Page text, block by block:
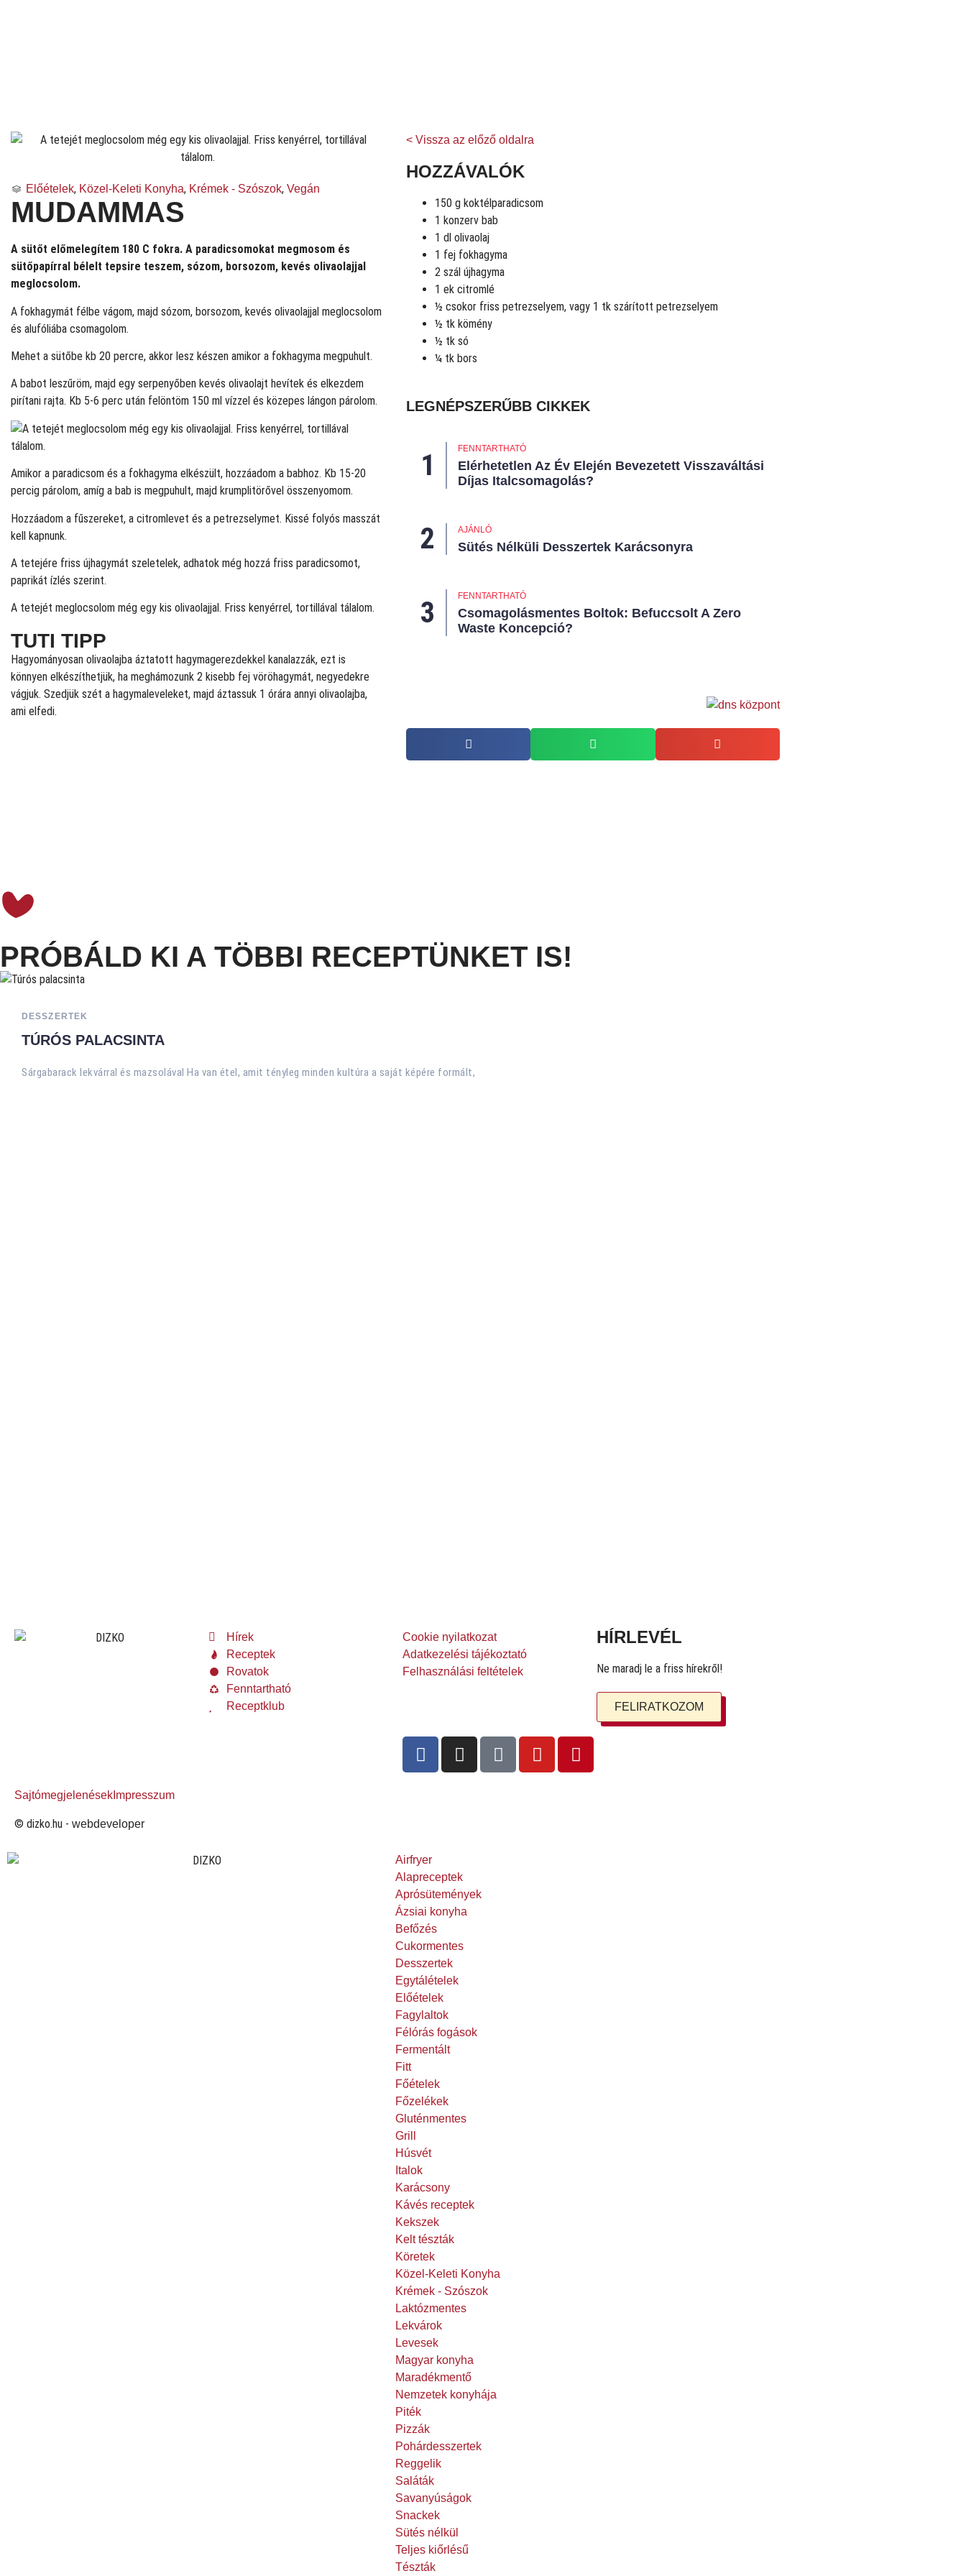
Előételek, Közel-Keleti Konyha, Krémek - Szószok, Vegán
MUDAMMAS
A sütőt előmelegítem 180 C fokra. A paradicsomokat megmosom és
sütőpapírral bélelt tepsire teszem, sózom, borsozom, kevés olivaolajjal
meglocsolom.
A fokhagymát félbe vágom, majd sózom, borsozom, kevés olivaolajjal meglocsolom
és alufóliába csomagolom.
Mehet a sütőbe kb 20 percre, akkor lesz készen amikor a fokhagyma megpuhult.
A babot leszűröm, majd egy serpenyőben kevés olivaolajt hevítek és elkezdem
pirítani rajta. Kb 5-6 perc után felöntöm 150 ml vízzel és közepes lángon párolom.
Amikor a paradicsom és a fokhagyma elkészült, hozzáadom a babhoz. Kb 15-20
percig párolom, amíg a bab is megpuhult, majd krumplitörővel összenyomom.
Hozzáadom a fűszereket, a citromlevet és a petrezselymet. Kissé folyós masszát
kell kapnunk.
A tetejére friss újhagymát szeletelek, adhatok még hozzá friss paradicsomot,
paprikát ízlés szerint.
A tetejét meglocsolom még egy kis olivaolajjal. Friss kenyérrel, tortillával tálalom.
TUTI TIPP
Hagyományosan olivaolajba áztatott hagymagerezdekkel kanalazzák, ezt is
könnyen elkészíthetjük, ha meghámozunk 2 kisebb fej vöröhagymát, negyedekre
vágjuk. Szedjük szét a hagymaleveleket, majd áztassuk 1 órára annyi olivaolajba,
ami elfedi.
< Vissza az előző oldalra
HOZZÁVALÓK
150 g koktélparadicsom
1 konzerv bab
1 dl olivaolaj
1 fej fokhagyma
2 szál újhagyma
1 ek citromlé
½ csokor friss petrezselyem, vagy 1 tk szárított petrezselyem
½ tk kömény
½ tk só
¼ tk bors
LEGNÉPSZERŰBB CIKKEK
FENNTARTHATÓ
Elérhetetlen Az Év Elején Bevezetett Visszaváltási
Díjas Italcsomagolás?
AJÁNLÓ
Sütés Nélküli Desszertek Karácsonyra
FENNTARTHATÓ
Csomagolásmentes Boltok: Befuccsolt A Zero
Waste Koncepció?
PRÓBÁLD KI A TÖBBI RECEPTÜNKET IS!
DESSZERTEK
TÚRÓS PALACSINTA
Sárgabarack lekvárral és mazsolával Ha van étel, amit tényleg minden kultúra a saját képére formált,
Hírek
Receptek
Rovatok
Fenntartható
Receptklub
Cookie nyilatkozat
Adatkezelési tájékoztató
Felhasználási feltételek
HÍRLEVÉL
Ne maradj le a friss hírekről!
FELIRATKOZOM
Sajtómegjelenések Impresszum
© dizko.hu - webdeveloper
Airfryer
Alapreceptek
Aprósütemények
Ázsiai konyha
Befőzés
Cukormentes
Desszertek
Egytálételek
Előételek
Fagylaltok
Félórás fogások
Fermentált
Fitt
Főételek
Főzelékek
Gluténmentes
Grill
Húsvét
Italok
Karácsony
Kávés receptek
Kekszek
Kelt tészták
Köretek
Közel-Keleti Konyha
Krémek - Szószok
Laktózmentes
Lekvárok
Levesek
Magyar konyha
Maradékmentő
Nemzetek konyhája
Piték
Pizzák
Pohárdesszertek
Reggelik
Saláták
Savanyúságok
Snackek
Sütés nélkül
Teljes kiőrlésű
Tészták